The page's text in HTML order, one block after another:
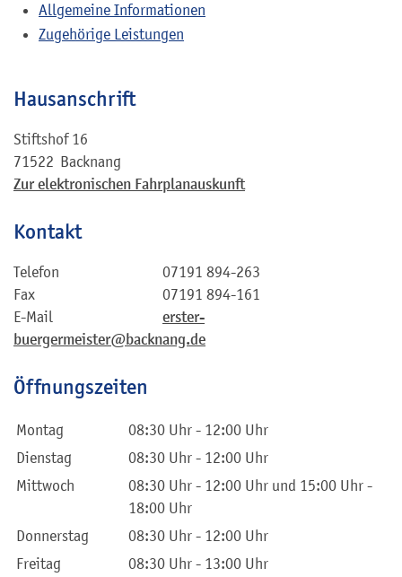
Allgemeine Informationen
Zugehörige Leistungen
Hausanschrift
Stiftshof 16
71522 Backnang
Zur elektronischen Fahrplanauskunft
Kontakt
Telefon
07191 894-263
Fax
07191 894-161
E-Mail
erster-
buergermeister@backnang.de
Öffnungszeiten
Montag 08:30 Uhr - 12:00 Uhr
Dienstag
08:30 Uhr - 12:00 Uhr
Mittwoch
08:30 Uhr - 12:00 Uhr und 15:00 Uhr -
18:00 Uhr
Donnerstag
08:30 Uhr - 12:00 Uhr
Freitag
08:30 Uhr - 13:00 Uhr